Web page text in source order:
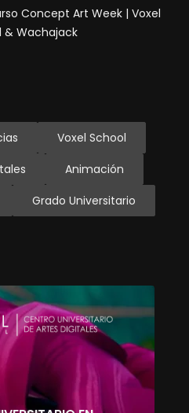
Concept Art Week | Voxel
& Wachajack
Voxel School
Animación
Grado Universitario